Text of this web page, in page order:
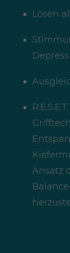
Lösen
Ansatz